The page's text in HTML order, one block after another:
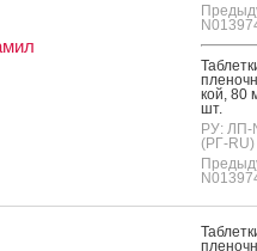
кой, 80
шт.
РУ: ЛП-
(РГ-RU)